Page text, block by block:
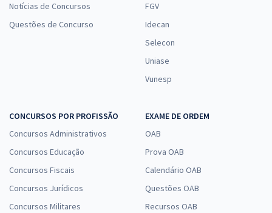
Notícias de Concursos
Questões de Concurso
FGV
Idecan
Selecon
Uniase
Vunesp
CONCURSOS POR PROFISSÃO
Concursos Administrativos
Concursos Educação
Concursos Fiscais
Concursos Jurídicos
Concursos Militares
EXAME DE ORDEM
OAB
Prova OAB
Calendário OAB
Questões OAB
Recursos OAB